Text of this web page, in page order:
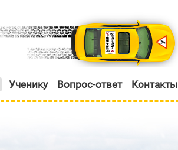
Ученику Вопрос-ответ Контакты